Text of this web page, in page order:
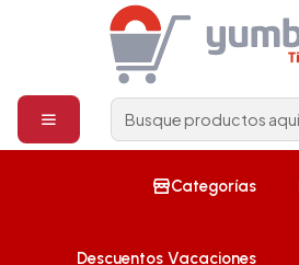
Categorías
Descuentos Vacaciones
Construcción
Protección y empaque
Perfil Protector De Esquinas Y